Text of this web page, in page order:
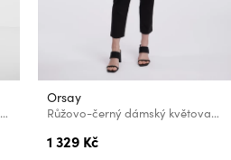
Modrý dámský džínový overal ORSAY
Orsay
Růžovo-černý dámský květovaný overal ORSAY
1 329 Kč